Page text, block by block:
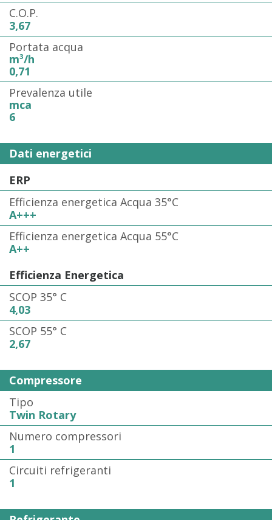
C.O.P.
3,67
Portata acqua
m³/h
0,71
Prevalenza utile
mca
6
Dati energetici
ERP
Efficienza energetica Acqua 35°C
A+++
Efficienza energetica Acqua 55°C
A++
Efficienza Energetica
SCOP 35° C
4,03
SCOP 55° C
2,67
Compressore
Tipo
Twin Rotary
Numero compressori
1
Circuiti refrigeranti
1